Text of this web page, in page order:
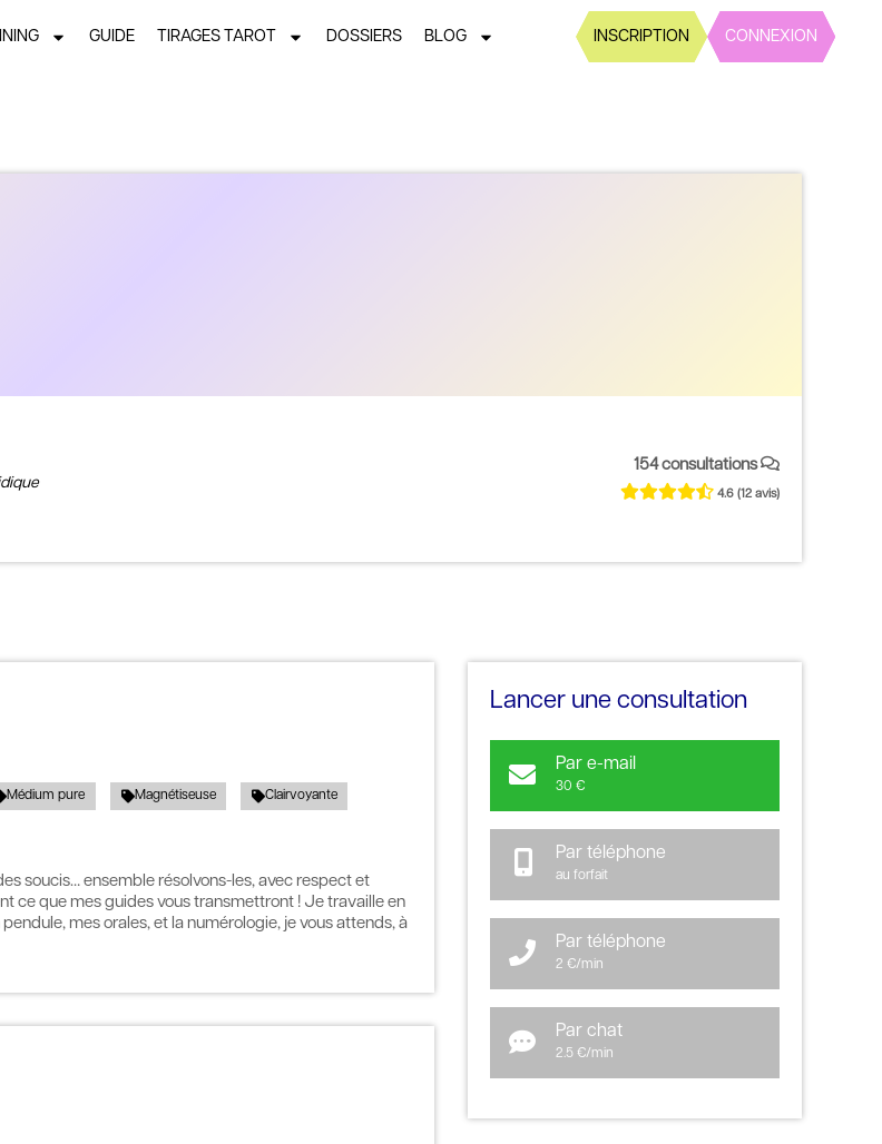
GUIDE TIRAGES TAROT DOSSIERS BLOG INSCRIPTION CONNEXION
154 consultations
4.6 (12 avis)
Médium pure Magnétiseuse
Clairvoyante
soucis… ensemble résolvons-les, avec respect et
ce que mes guides vous transmettront ! Je travaille en
mes orales, et la numérologie, je vous attends, à
Lancer une consultation
Par e-mail
30 €
Par téléphone
au forfait
Par téléphone
2 €/min
Par chat
2.5 €/min